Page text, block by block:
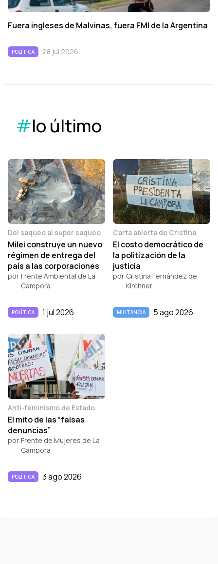
Fuera ingleses de Malvinas, fuera FMI de la Argentina
POLÍTICA 28 jul 2026
#lo último
Del saqueo al super saqueo
Milei construye un nuevo
régimen de entrega del
país a las corporaciones
por Frente Ambiental de La
Cámpora
POLÍTICA 1 jul 2026
Carta abierta de Cristina
El costo democrático de
la politización de la
justicia
por Cristina Fernández de
Kirchner
MILITANCIA 5 ago 2026
Anti-feminismo de Estado
El mito de las “falsas
denuncias”
por Frente de Mujeres de La
Cámpora
POLÍTICA 3 ago 2026